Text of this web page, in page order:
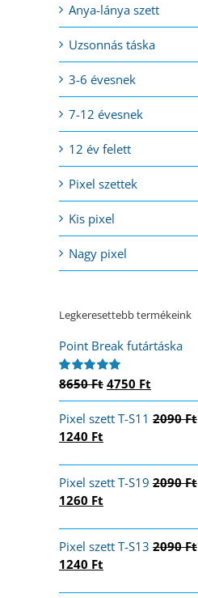
Anya-lánya szett
Uzsonnás táska
3-6 évesnek
7-12 évesnek
12 év felett
Pixel szettek
Kis pixel
Nagy pixel
Legkeresettebb termékeink
Point Break futártáska
Értékelés:
8650Ft Original
price
was:
4750 Ft
price
is:
Pixel szett T-S11 2090Ft
Original
2090 Ft.
1240 Ft
1240 Ft.
Pixel szett T-S19 2090Ft
Original
2090 Ft.
1260 Ft
1260 Ft.
Pixel szett T-S13 2090Ft
Original
1240 Ft